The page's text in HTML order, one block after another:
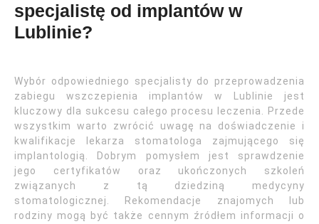
specjalistę od implantów w
Lublinie?
Wybór odpowiedniego specjalisty do przeprowadzenia
zabiegu wszczepienia implantów w Lublinie jest
kluczowy dla sukcesu całego procesu leczenia. Przede
wszystkim warto zwrócić uwagę na doświadczenie i
kwalifikacje lekarza stomatologa zajmującego się
implantologią. Dobrym pomysłem jest sprawdzenie
jego certyfikatów oraz ukończonych szkoleń
związanych z tą dziedziną medycyny
stomatologicznej. Rekomendacje znajomych lub
rodziny mogą być także cennym źródłem informacji o